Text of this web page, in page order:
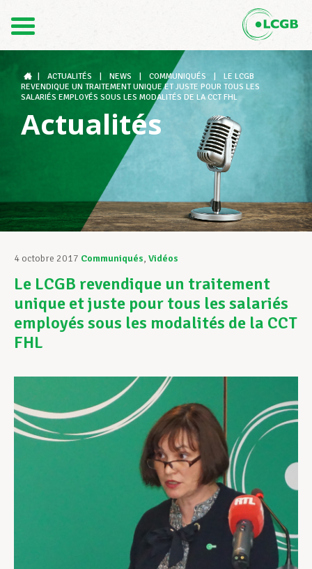
DE
Le LCGB
Structures syndicales
Assistance au Travail
Vos droits
Développement professionnel
Devenir Membre
ACTUALITÉS NEWS COMMUNIQUÉS
LE LCGB
REVENDIQUE UN TRAITEMENT UNIQUE ET JUSTE POUR TOUS LES
SALARIÉS EMPLOYÉS SOUS LES MODALITÉS DE LA CCT FHL
Actualités
4 octobre 2017 Communiqués, Vidéos
Le LCGB revendique un traitement
unique et juste pour tous les salariés
employés sous les modalités de la CCT
FHL